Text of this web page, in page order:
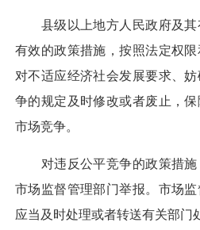
县级以上地方人民政府及其
有效的政策措施，按照法定权限
对不适应经济社会发展要求、
争的规定及时修改或者废止，
市场竞争。
对违反公平竞争的政策措施
市场监督管理部门举报。市场监
应当及时处理或者转送有关部门